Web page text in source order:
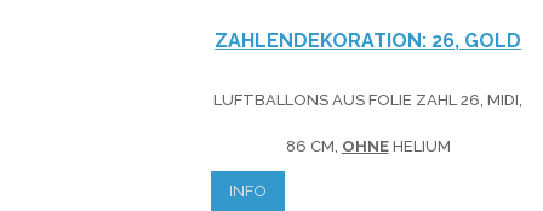
ZAHLENDEKORATION: 26, GOLD
LUFTBALLONS AUS FOLIE ZAHL 26, MIDI,
86 CM, OHNEHELIUM
INFO